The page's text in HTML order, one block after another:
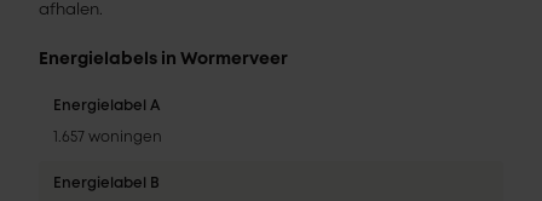
afhalen.
Energielabels in Wormerveer
Energielabel A
1.657 woningen
Energielabel B